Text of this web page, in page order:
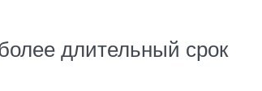
длительный срок